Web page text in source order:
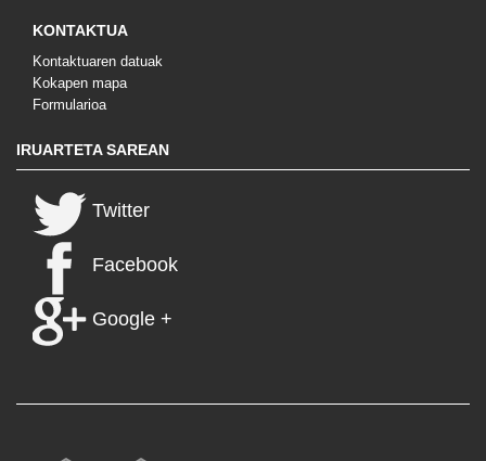
KONTAKTUA
Kontaktuaren datuak
Kokapen mapa
Formularioa
IRUARTETA SAREAN
Twitter
Facebook
Google +